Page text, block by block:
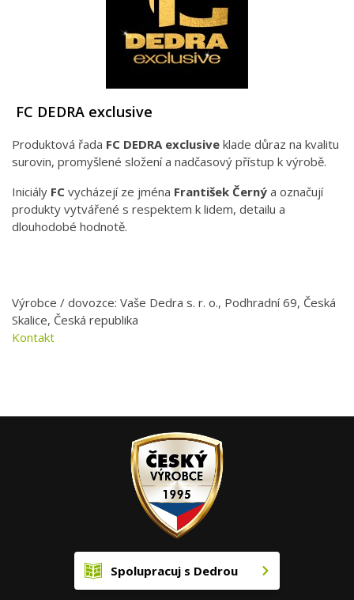
FC DEDRA exclusive
Produktová řada FC DEDRA exclusive klade důraz na kvalitu
surovin, promyšlené složení a nadčasový přístup k výrobě.
Iniciály FC vycházejí ze jména František Černý a označují
produkty vytvářené s respektem k lidem, detailu a
dlouhodobé hodnotě.
Výrobce / dovozce: Vaše Dedra s. r. o., Podhradní 69, Česká
Skalice, Česká republika
Kontakt
Spolupracuj s Dedrou